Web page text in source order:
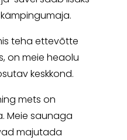
teha ettevõtte
on meie heaolu
keskkond.
mets on
Meie saunaga
majutada